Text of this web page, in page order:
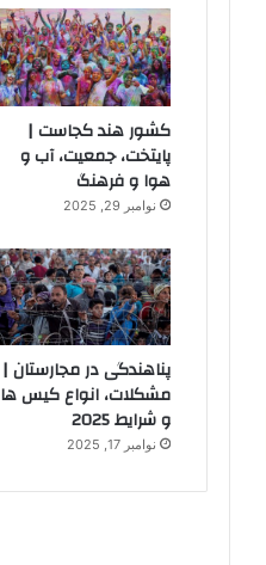
کشور هند کجاست |
پایتخت، جمعیت، آب و
هوا و فرهنگ
نوامبر 29, 2025
پناهندگی در مجارستان |
مشکلات، انواع کیس ها
و شرایط 2025
نوامبر 17, 2025